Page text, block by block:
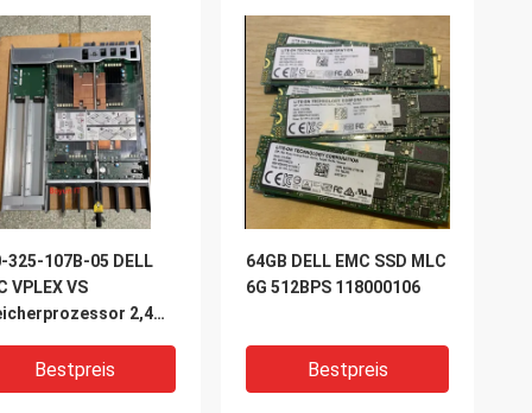
325-107B-05 DELL
VPLEX VS
2,4
VPLEX DELL VS6
Bestpreis
64GB DELL EMC SSD MLC
6G 512BPS 118000106
Bestpreis